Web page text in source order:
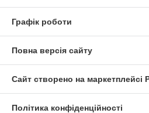
Графік роботи
Повна версія сайту
Сайт створено на маркетплейсі
Політика конфіденційності